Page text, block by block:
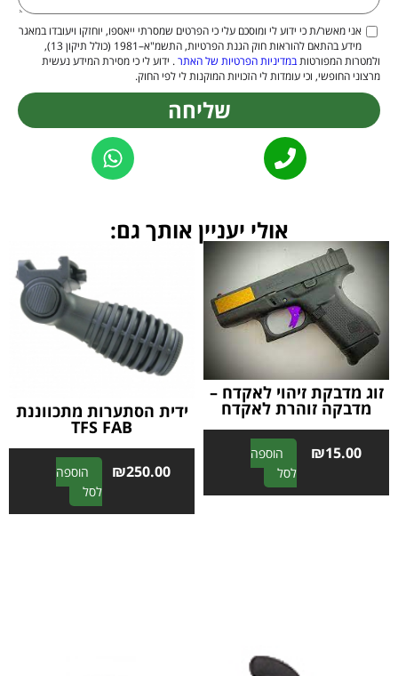
אני מאשר/ת כי ידוע לי ומוסכם עלי כי הפרטים שמסרתי ייאספו, יוחזקו ויעובדו במאגר
מידע בהתאם להוראות חוק הגנת הפרטיות, התשמ"א–1981 (כולל תיקון 13),
ולמטרות המפורטותבמדיניות הפרטיות של האתר. ידוע לי כי מסירת המידע נעשית
מרצוני החופשי, וכי עומדות לי הזכויות המוקנות לי לפי החוק.
שליחה
אולי יעניין אותך גם:
זוג מדבקת זיהוי לאקדח –
מדבקה זוהרת לאקדח
₪15.00
הוספה
לסל
A
l
e
ידית הסתערות מתכווננת
TFS FAB
₪250.00
הוספה
לסל
A
l